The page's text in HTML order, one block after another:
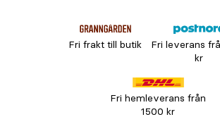
Fri frakt till butik
Fri leverans
kr
Fri hemleverans från
1500 kr